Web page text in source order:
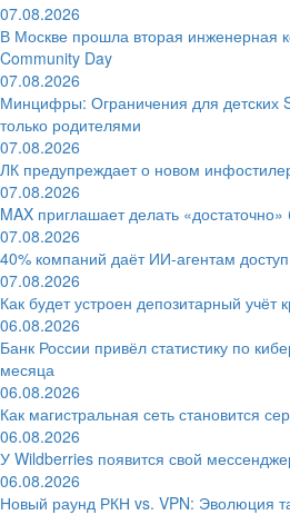
07.08.2026
В Москве прошла вторая инженерная
Community Day
07.08.2026
Минцифры: Ограничения для детских
только родителями
07.08.2026
ЛК предупреждает о новом
07.08.2026
MAX приглашает делать
07.08.2026
40% компаний даёт ИИ‑агентам
07.08.2026
Как будет устроен депозитарный учёт
06.08.2026
Банк России привёл статистику по
месяца
06.08.2026
Как магистральная сеть становится
06.08.2026
У Wildberries появится свой
06.08.2026
Новый раунд РКН vs. VPN: Эволюция